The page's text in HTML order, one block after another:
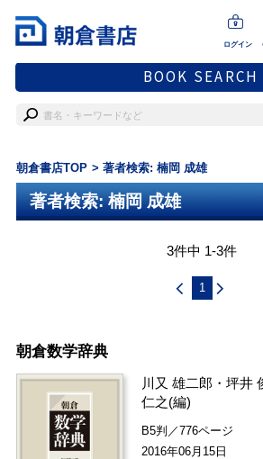
ログイン
BOOK SEARCH
朝倉書店TOP 著者検索: 楠岡 成雄
著者検索: 楠岡 成雄
3件中 1-3件
1
朝倉数学辞典
川又 雄二郎 ・坪井
仁之(編)
B5判／776ページ
2016年06月15日